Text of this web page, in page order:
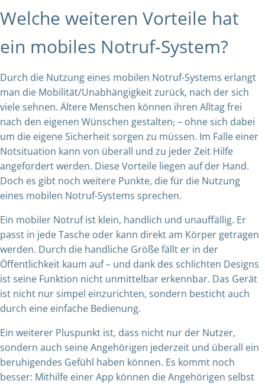
Welche weiteren Vorteile hat
ein mobiles Notruf-System?
Durch die Nutzung eines mobilen Notruf-Systems erlangt
man die Mobilität/Unabhängigkeit zurück, nach der sich
viele sehnen. Ältere Menschen können ihren Alltag frei
nach den eigenen Wünschen gestalten,– ohne sich dabei
um die eigene Sicherheit sorgen zu müssen. Im Falle einer
Notsituation kann von überall und zu jeder Zeit Hilfe
angefordert werden. Diese Vorteile liegen auf der Hand.
Doch es gibt noch weitere Punkte, die für die Nutzung
eines mobilen Notruf-Systems sprechen.
Ein mobiler Notruf ist klein, handlich und unauffällig. Er
passt in jede Tasche oder kann direkt am Körper getragen
werden. Durch die handliche Größe fällt er in der
Öffentlichkeit kaum auf – und dank des schlichten Designs
ist seine Funktion nicht unmittelbar erkennbar. Das Gerät
ist nicht nur simpel einzurichten, sondern besticht auch
durch eine einfache Bedienung.
Ein weiterer Pluspunkt ist, dass nicht nur der Nutzer,
sondern auch seine Angehörigen jederzeit und überall ein
beruhigendes Gefühl haben können. Es kommt noch
besser: Mithilfe einer App können die Angehörigen selbst